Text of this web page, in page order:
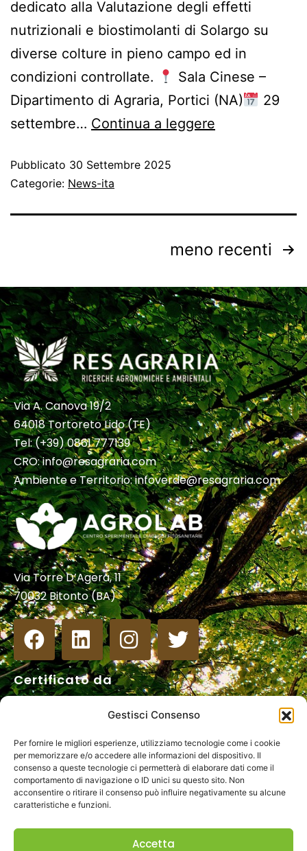
Gestisci Consenso
Per fornire le migliori esperienze, utilizziamo tecnologie come i cookie
per memorizzare e/o accedere alle informazioni del dispositivo. Il
consenso a queste tecnologie ci permetterà di elaborare dati come il
comportamento di navigazione o ID unici su questo sito. Non
acconsentire o ritirare il consenso può influire negativamente su alcune
caratteristiche e funzioni.
Accetta
dedicato alla Valutazione degli effetti
nutrizionali e biostimolanti di Solargo su
diverse colture in pieno campo ed in
condizioni controllate.
Sala Cinese –
Dipartimento di Agraria, Portici (NA)
29
settembre… Continua a leggere
Pubblicato 30 Settembre 2025
Categorie: News-ita
meno recenti
Via A. Canova 19/2
64018 Tortoreto Lido (TE)
Tel:(+39) 0861 777139
CRO: info@resagraria.com
Ambiente e Territorio:infoverde@resagraria.com
Via Torre D’Agera, 11
70032 Bitonto (BA)
Certificato da
Res Agraria S.r.l.